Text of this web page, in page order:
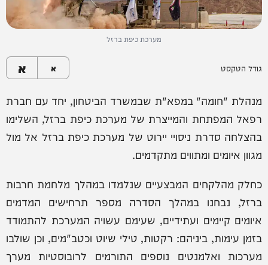
מערכת כיפת ברזל
גודל הטקסט א א
מנהלת "חומה" במפא"ת שבמשרד הביטחון, יחד עם חברת
רפאל המפתחת והמייצרת של מערכת כיפת ברזל, השלימו
בהצלחה סדרת ניסויי יירוט של מערכת כיפת ברזל אל מול
מגוון איומים ומתווים מתקדמים.
כחלק מהלקחים המבצעיים שנלמדו במהלך מלחמת חרבות
ברזל, נבחנו במהלך הסדרה מספר תרחישים המדמים
איומים קיימים ועתידיים, שעימם עשויה המערכת להתמודד
בזמן עימות, ביניהם: רקטות, טילי שיוט וכטב"מים, וכן שולבו
מערכות ואלמנטים נוספים התורמים לרובוסטיות מערך